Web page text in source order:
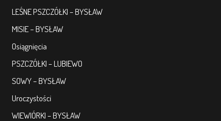
LEŚNE PSZCZÓŁKI – BYSŁAW
MISIE – BYSŁAW
Osiągnięcia
PSZCZÓŁKI – LUBIEWO
SOWY – BYSŁAW
Uroczystości
WIEWIÓRKI – BYSŁAW